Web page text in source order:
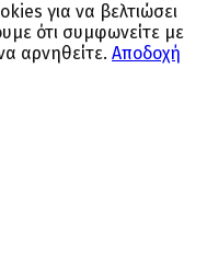
για να βελτιώσει
ότι συμφωνείτε με
αρνηθείτε. Αποδοχή